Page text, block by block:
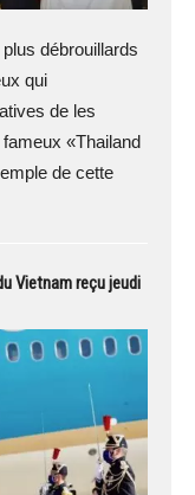
débrouillards
qui
de les
«Thailand
de cette
Vietnam reçu jeudi